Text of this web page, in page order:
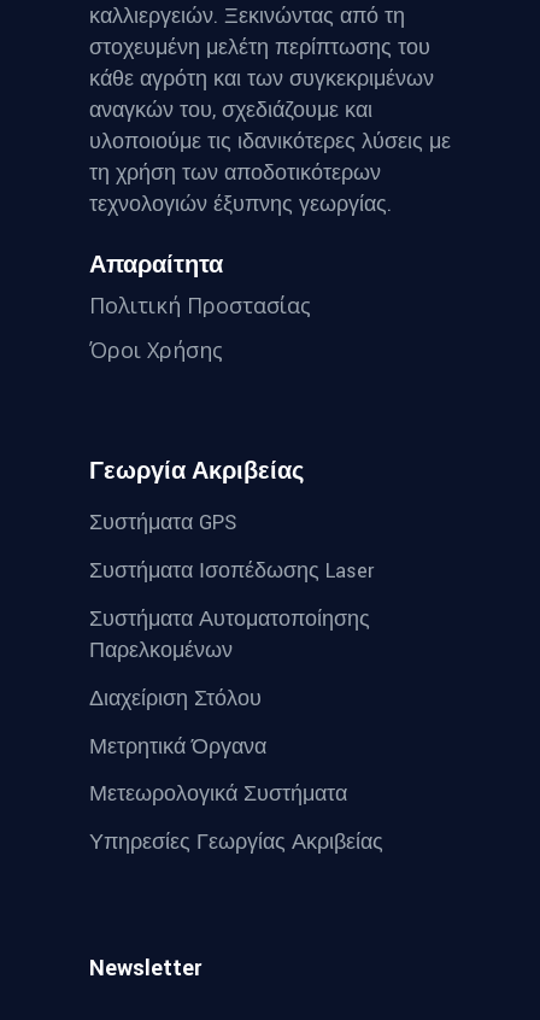
καλλιεργειών. Ξεκινώντας από τη
στοχευμένη μελέτη περίπτωσης του
κάθε αγρότη και των συγκεκριμένων
αναγκών του, σχεδιάζουμε και
υλοποιούμε τις ιδανικότερες λύσεις με
τη χρήση των αποδοτικότερων
τεχνολογιών έξυπνης γεωργίας.
Απαραίτητα
Πολιτική Προστασίας
Όροι Χρήσης
Γεωργία Ακριβείας
Συστήματα GPS
Συστήματα Ισοπέδωσης Laser
Συστήματα Αυτοματοποίησης
Παρελκομένων
Διαχείριση Στόλου
Μετρητικά Όργανα
Μετεωρολογικά Συστήματα
Υπηρεσίες Γεωργίας Ακριβείας
Newsletter